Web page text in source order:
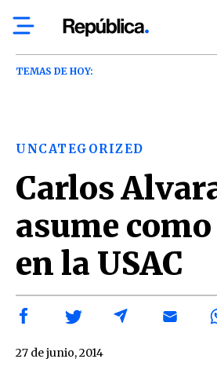
TEMAS DE HOY:
UNCATEGORIZED
Carlos
asume
en la USAC
27 de junio, 2014